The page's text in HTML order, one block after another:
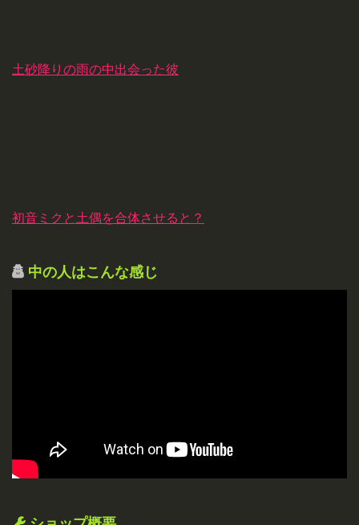
土砂降りの雨の中出会った彼
初音ミクと土偶を合体させると？
中の人はこんな感じ